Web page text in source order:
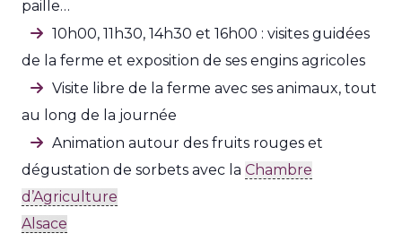
paille…
10h00, 11h30, 14h30 et 16h00 : visites guidées
de la ferme et exposition de ses engins agricoles
Visite libre de la ferme avec ses animaux, tout
au long de la journée
Animation autour des fruits rouges et
dégustation de sorbets avec la Chambre
d’Agriculture
Alsace